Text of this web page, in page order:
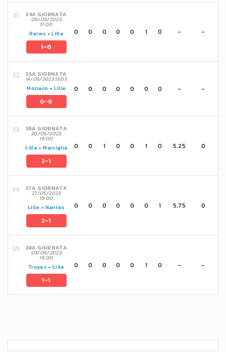
34A GIORNATA
06/05/2023
17:00
Reims -Lille
1-0
0 0 0 0 0 1 0 - -
35A GIORNATA
14/05/2023 15:05
Monaco - Lille
0-0
0 0 0 0 0 0 0 - -
36A GIORNATA
20/05/2023
19:00
Lille -Marsiglia
2-1
0 0 1 0 0 1 0 5,25 0
37A GIORNATA
27/05/2023
19:00
Lille - Nantes
2-1
0 0 0 0 0 0 1 5,75 0
38A GIORNATA
03/06/2023
19:00
Troyes -Lille
1-1
0 0 0 0 0 1 0 - -